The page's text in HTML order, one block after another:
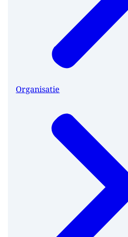
Organisatie